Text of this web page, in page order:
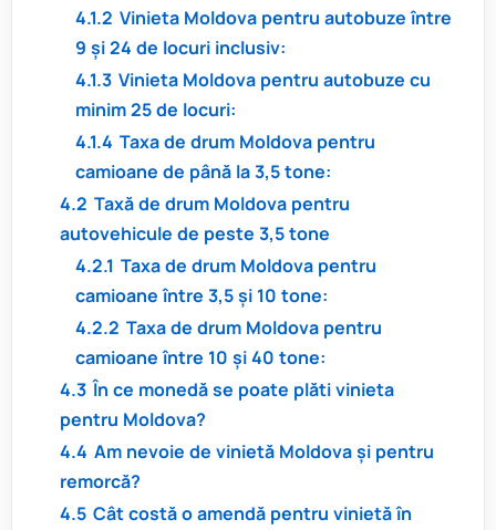
4.1.2 Vinieta Moldova pentru autobuze între
9 și 24 de locuri inclusiv:
4.1.3 Vinieta Moldova pentru autobuze cu
minim 25 de locuri:
4.1.4 Taxa de drum Moldova pentru
camioane de până la 3,5 tone:
4.2 Taxă de drum Moldova pentru
autovehicule de peste 3,5 tone
4.2.1 Taxa de drum Moldova pentru
camioane între 3,5 și 10 tone:
4.2.2 Taxa de drum Moldova pentru
camioane între 10 și 40 tone:
4.3 În ce monedă se poate plăti vinieta
pentru Moldova?
4.4 Am nevoie de vinietă Moldova și pentru
remorcă?
4.5 Cât costă o amendă pentru vinietă în